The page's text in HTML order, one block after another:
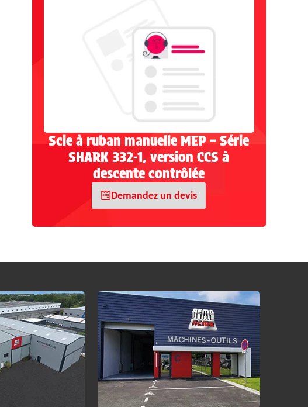
Scie à ruban manuelle MEP – Série
SHARK 332-1, version CCS à
descente contrôlée
Demandez un devis